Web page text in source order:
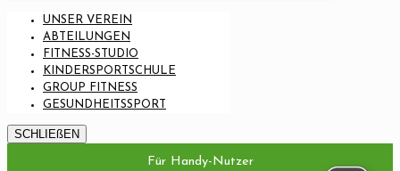
UNSER VEREIN
ABTEILUNGEN
FITNESS-STUDIO
KINDERSPORTSCHULE
GROUP FITNESS
GESUNDHEITSSPORT
SCHLIEßEN
Für Handy-Nutzer